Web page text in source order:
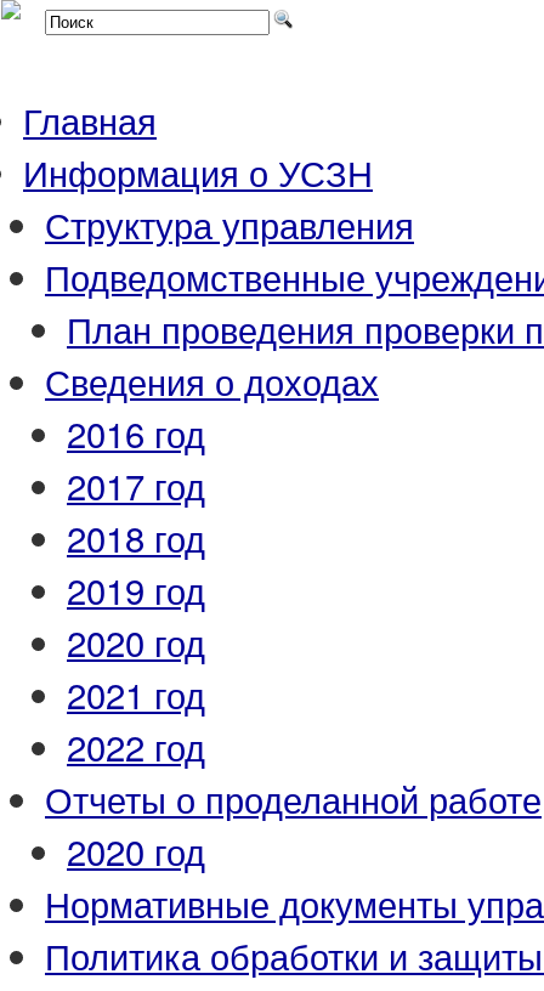
Главная
Информация о УСЗН
Структура управления
Подведомственные
План проведения проверки
Сведения о доходах
2016 год
2017 год
2018 год
2019 год
2020 год
2021 год
2022 год
Отчеты о проделанной работе
2020 год
Нормативные документы
Политика обработки и